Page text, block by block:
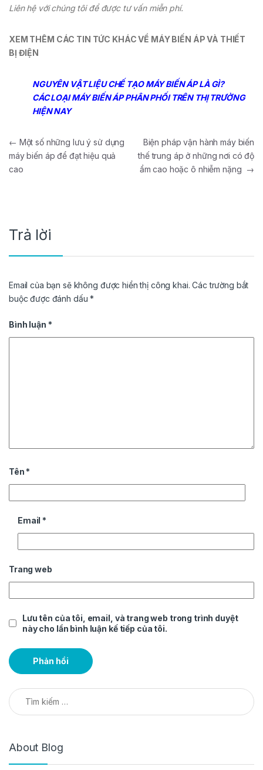
Liên hệ với chúng tôi để được tư vấn miễn phí.
XEM THÊM CÁC TIN TỨC KHÁC VỀ MÁY BIẾN ÁP VÀ THIẾT
BỊ ĐIỆN
NGUYÊN VẬT LIỆU CHẾ TẠO MÁY BIẾN ÁP LÀ GÌ?
CÁC LOẠI MÁY BIẾN ÁP PHÂN PHỐI TRÊN THỊ TRƯỜNG
HIỆN NAY
Điều hướng bài viết
← Một số những lưu ý sử dụng
máy biến áp để đạt hiệu quả
cao
Biện pháp vận hành máy biến
thế trung áp ở những nơi có độ
ẩm cao hoặc ô nhiễm nặng →
Trả lời
Email của bạn sẽ không được hiển thị công khai. Các trường bắt
buộc được đánh dấu*
Bình luận *
Tên *
Email *
Trang web
Lưu tên của tôi, email, và trang web trong trình duyệt
này cho lần bình luận kế tiếp của tôi.
Tìm kiếm cho:
About Blog